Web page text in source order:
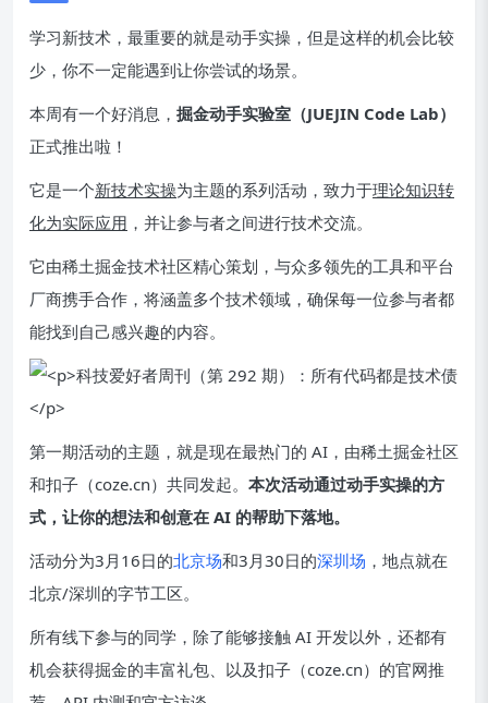
学习新技术，最重要的就是动手实操，但是这样的机会比较
少，你不一定能遇到让你尝试的场景。
本周有一个好消息， 掘金动手实验室（JUEJIN Code Lab）
正式推出啦！
它是一个新技术实操为主题的系列活动，致力于理论知识转
化为实际应用 ，并让参与者之间进行技术交流。
它由稀土掘金技术社区精心策划，与众多领先的工具和平台
厂商携手合作，将涵盖多个技术领域，确保每一位参与者都
能找到自己感兴趣的内容。
第一期活动的主题，就是现在最热门的 AI，由稀土掘金社区
和扣子（coze.cn）共同发起。 本次活动通过动手实操的方
式，让你的想法和创意在 AI 的帮助下落地。
活动分为3月16日的北京场和3月30日的深圳场 ，地点就在
北京/深圳的字节工区。
所有线下参与的同学，除了能够接触 AI 开发以外，还都有
机会获得掘金的丰富礼包、以及扣子（coze.cn）的官网推